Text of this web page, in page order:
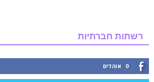
רשתות חברתיות
0 אוהדים